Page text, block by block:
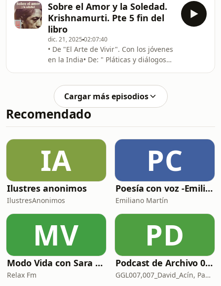
menstruación • El tabú de la
menstruación • Las energías
menstruales• Conoce tu ciclo
menstrual 2. EL DESPERTAR
Sobre el Amor y la Soledad.
Krishnamurti. Pte 5 fin del
libro
dic. 21, 2025 02:07:40
• De "El Arte de Vivir". Con los jóvenes
en la India• De: " Pláticas y diálogos
1962• Bombay, 21 de febrero de 1965•
Londres 7 de abril de 1953• Saanen,
26 de julio de 1973• Saanen, 23 de
julio de 1974• Madras, 5 de febrero de
escuchar 🫶🏻
Cargar más episodios
Recomendado
IA
Ilustres anonimos
IlustresAnonimos
PC
Poesía con voz -Emiliano Martín- Podcasts
Emiliano Martín
MV
Modo Vida con Sara Manzaneque
Relax Fm
PD
Podcast de Archivo 007
GGL007,007_David_Acín, Pablo_Ortega, 58, AlbertoBond y Claalc